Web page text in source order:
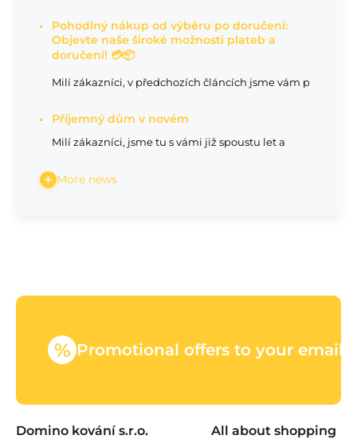
Pohodlný nákup od výběru po doručení:
Objevte naše široké možnosti plateb a
doručení! 💳📦
Milí zákazníci, v předchozích článcích jsme vám p
Příjemný dům v novém
Milí zákazníci, jsme tu s vámi již spoustu let a
More news
% Promotional offers to your email
Domino kování s.r.o. All about shopping